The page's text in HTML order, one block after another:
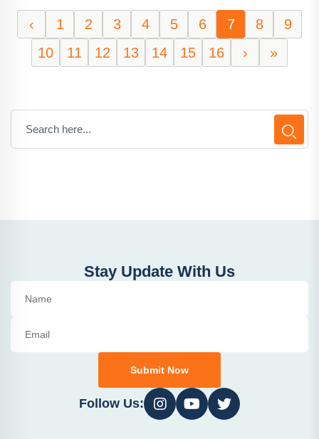
‹ 1 2 3 4 5 6 7 8
9
10
11 12 13 14 15 16 › »
Stay Update With Us
Submit Now
Follow Us: